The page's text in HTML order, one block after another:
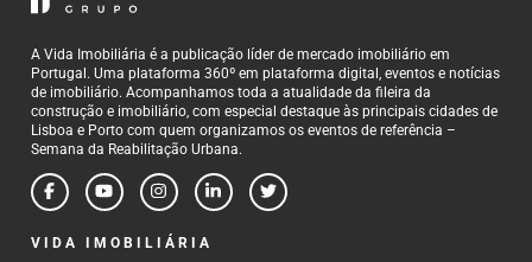
A Vida Imobiliária é a publicação líder de mercado imobiliário em
Portugal. Uma plataforma 360º em plataforma digital, eventos e notícias
de imobiliário. Acompanhamos toda a atualidade da fileira da
construção e imobiliário, com especial destaque às principais cidades de
Lisboa e Porto com quem organizamos os eventos de referência –
Semana da Reabilitação Urbana.
VIDA IMOBILIÁRIA